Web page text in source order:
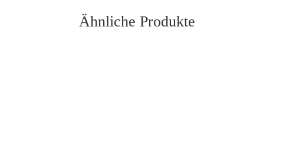
Ähnliche Produkte